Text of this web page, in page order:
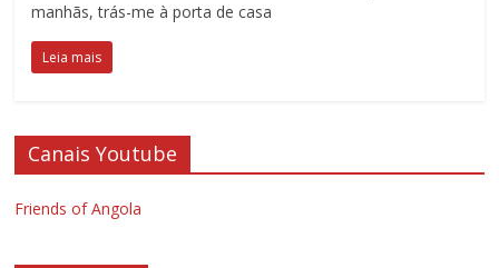
manhãs, trás-me à porta de casa
Leia mais
Canais Youtube
Friends of Angola